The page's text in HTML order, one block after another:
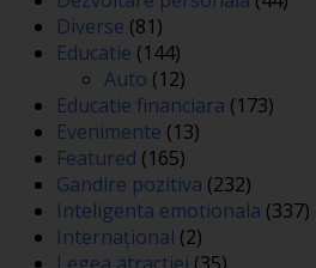
Diverse (81)
Educatie (144)
Auto (12)
Educatie financiara (173)
Evenimente (13)
Featured (165)
Gandire pozitiva (232)
Inteligenta emotionala (337)
Internațional (2)